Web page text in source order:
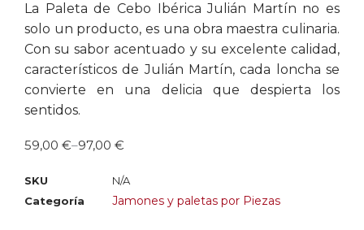
La Paleta de Cebo Ibérica Julián Martín no es
solo un producto, es una obra maestra culinaria.
Con su sabor acentuado y su excelente calidad,
característicos de Julián Martín, cada loncha se
convierte en una delicia que despierta los
sentidos.
59,00 €–97,00 €
SKU
N/A
Categoría
Jamones y paletas por Piezas